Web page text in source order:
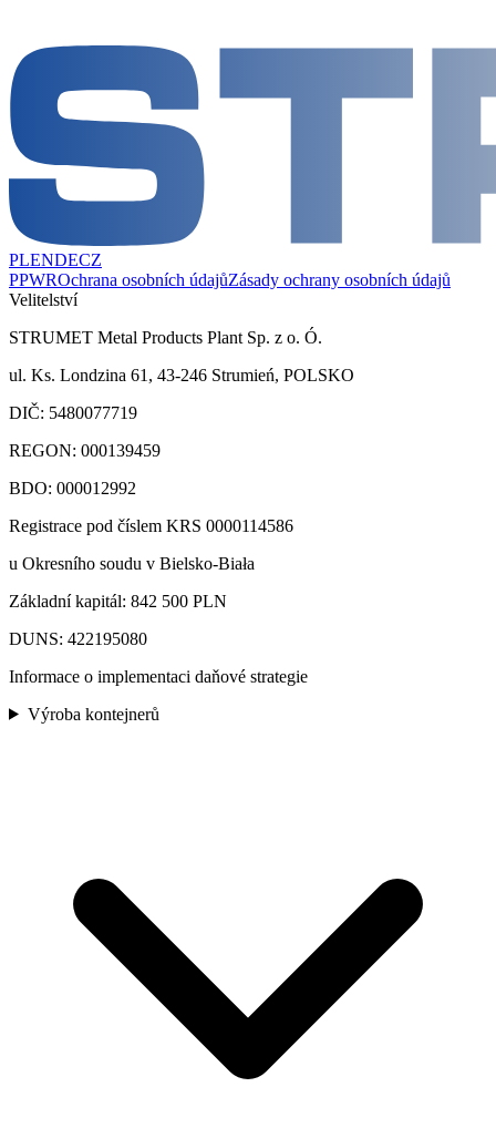
PLENDECZ
PPWROchrana osobních údajůZásady ochrany osobních údajů
Velitelství
STRUMET Metal Products Plant Sp. z o. Ó.
ul. Ks. Londzina 61, 43-246 Strumień, POLSKO
DIČ: 5480077719
REGON: 000139459
BDO: 000012992
Registrace pod číslem KRS 0000114586
u Okresního soudu v Bielsko-Biała
Základní kapitál: 842 500 PLN
DUNS: 422195080
Informace o implementaci daňové strategie
Výroba kontejnerů